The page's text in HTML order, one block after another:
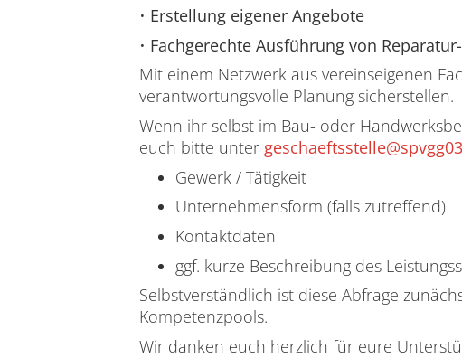
• Erstellung eigener Angebote
• Fachgerechte Ausführung von
Mit einem Netzwerk aus vereinseigenen
verantwortungsvolle Planung sicherstellen.
Wenn ihr selbst im Bau- oder
euch bitte unter
Gewerk / Tätigkeit
Unternehmensform (falls zutreffend)
Kontaktdaten
ggf. kurze Beschreibung des
Selbstverständlich ist diese Abfrage
Kompetenzpools.
Wir danken euch herzlich für eure